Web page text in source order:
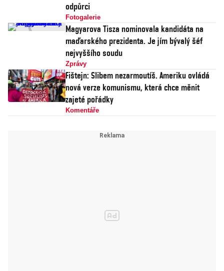
odpůrci
Fotogalerie
Magyarova Tisza nominovala kandidáta na
maďarského prezidenta. Je jím bývalý šéf
nejvyššího soudu
Zprávy
Fištejn: Slibem nezarmoutíš. Ameriku ovládá
nová verze komunismu, která chce měnit
zajeté pořádky
Komentáře